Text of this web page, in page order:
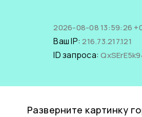
2026-08-08 13:59:26
Ваш IP:216.73.217.121
ID запроса:
Разверните картинку